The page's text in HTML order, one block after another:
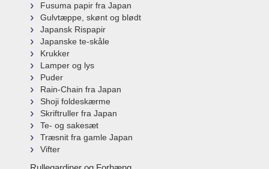
Fusuma papir fra Japan
Gulvtæppe, skønt og blødt
Japansk Rispapir
Japanske te-skåle
Krukker
Lamper og lys
Puder
Rain-Chain fra Japan
Shoji foldeskærme
Skriftruller fra Japan
Te- og sakesæt
Træsnit fra gamle Japan
Vifter